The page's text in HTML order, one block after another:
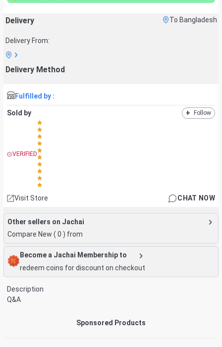
Delivery To Bangladesh
Delivery From:
Delivery Method
Fulfilled by :
Sold by + Follow
VERIFIED
Visit Store CHAT NOW
Other sellers on Jachai
Compare New ( 0 ) from
Become a Jachai Membership to
redeem coins for discount on checkout
Description
Q&A
Sponsored Products